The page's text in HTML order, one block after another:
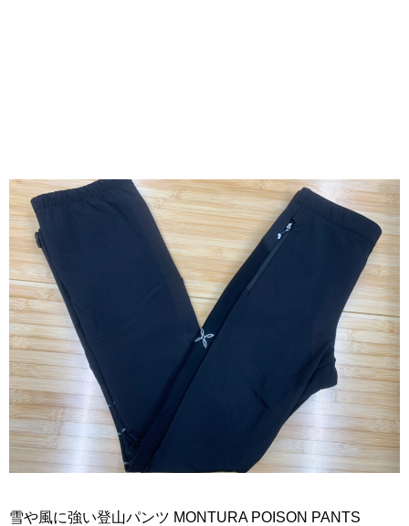
雪や風に強い登山パンツ MONTURA POISON PANTS